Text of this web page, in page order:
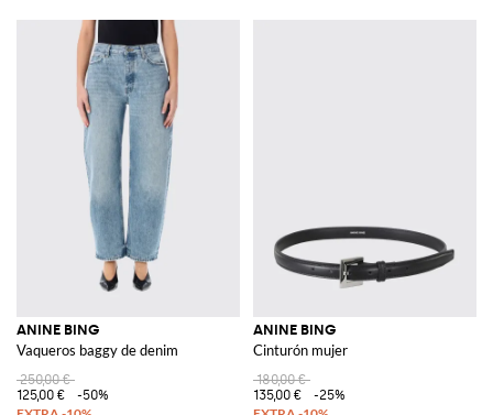
ANINE BING
Vaqueros baggy de denim
250,00 €
125,00 €
-50%
ANINE BING
Cinturón mujer
180,00 €
135,00 €
-25%